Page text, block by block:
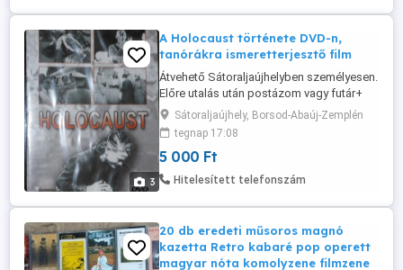
felszámolom.
3
A Holocaust története DVD-n,
tanórákra ismeretterjesztő film
Átvehető Sátoraljaújhelyben személyesen.
Előre utalás után postázom vagy futár+
postaköltséget felszámolok. A DVD új,
bontatlan, fóliázott- nyereményként
kapott. Óravezető kiadvány. Töredék áron!
(eredeti ár kb, 26000 Ft db). Már nem
forgalmazzák.
Sátoraljaújhely, Borsod-Abaúj-Zemplén
tegnap 17:08
5 000 Ft
Hitelesített telefonszám
20 db eredeti műsoros magnó
kazetta Retro kabaré pop operett
magyar nóta komolyzene filmzene